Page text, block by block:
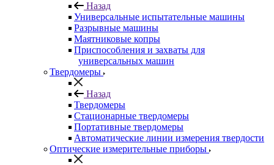
Назад
Универсальные испытательные машины
Разрывные машины
Маятниковые копры
Приспособления и захваты для
универсальных машин
Твердомеры
Назад
Твердомеры
Стационарные твердомеры
Портативные твердомеры
Автоматические линии измерения твердости
Оптические измерительные приборы